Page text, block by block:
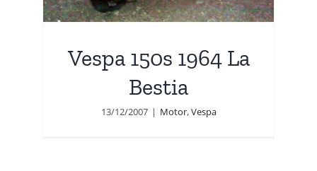
Vespa 150s 1964 La
Bestia
13/12/2007 | Motor,Vespa